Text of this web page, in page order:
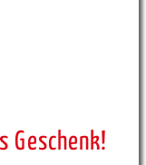
Geschenk!